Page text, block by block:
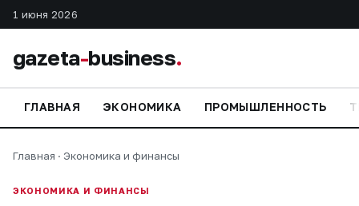
1 июня 2026
gazeta-business.
ГЛАВНАЯ ЭКОНОМИКА ПРОМЫШЛЕННОСТЬ
Главная · Экономика и финансы
ЭКОНОМИКА И ФИНАНСЫ